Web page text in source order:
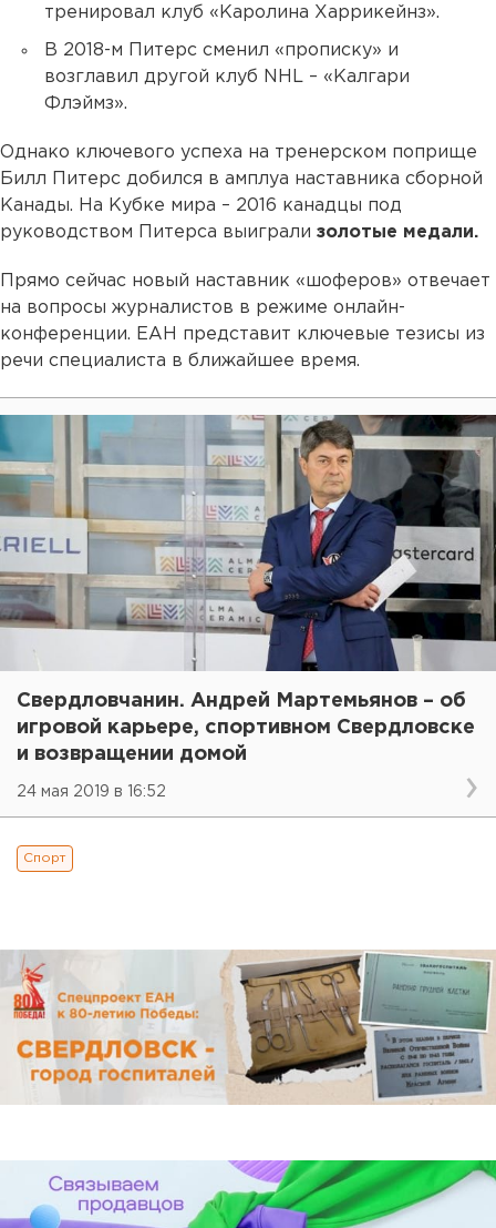
тренировал клуб «Каролина Харрикейнз».
В 2018-м Питерс сменил «прописку» и
возглавил другой клуб NHL – «Калгари
Флэймз».
Однако ключевого успеха на тренерском поприще
Билл Питерс добился в амплуа наставника сборной
Канады. На Кубке мира – 2016 канадцы под
руководством Питерса выиграли золотые медали.
Прямо сейчас новый наставник «шоферов» отвечает
на вопросы журналистов в режиме онлайн-
конференции. ЕАН представит ключевые тезисы из
речи специалиста в ближайшее время.
Свердловчанин. Андрей Мартемьянов – об
игровой карьере, спортивном Свердловске
и возвращении домой
24 мая 2019 в 16:52
Спорт